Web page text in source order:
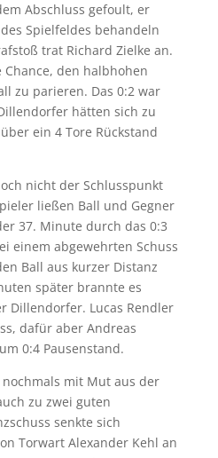
Abschluss gefoult, er
Spielfeldes behandeln
trat Richard Zielke an.
den halbhohen
zu parieren. Das 0:2 war
hätten sich zu
ein 4 Tore Rückstand
nicht der Schlusspunkt
ließen Ball und Gegner
37. Minute durch das 0:3
einem abgewehrten Schuss
Ball aus kurzer Distanz
später brannte es
Dillendorfer. Lucas Rendler
dafür aber Andreas
0:4 Pausenstand.
mit Mut aus der
zu zwei guten
senkte sich
Torwart Alexander Kehl an